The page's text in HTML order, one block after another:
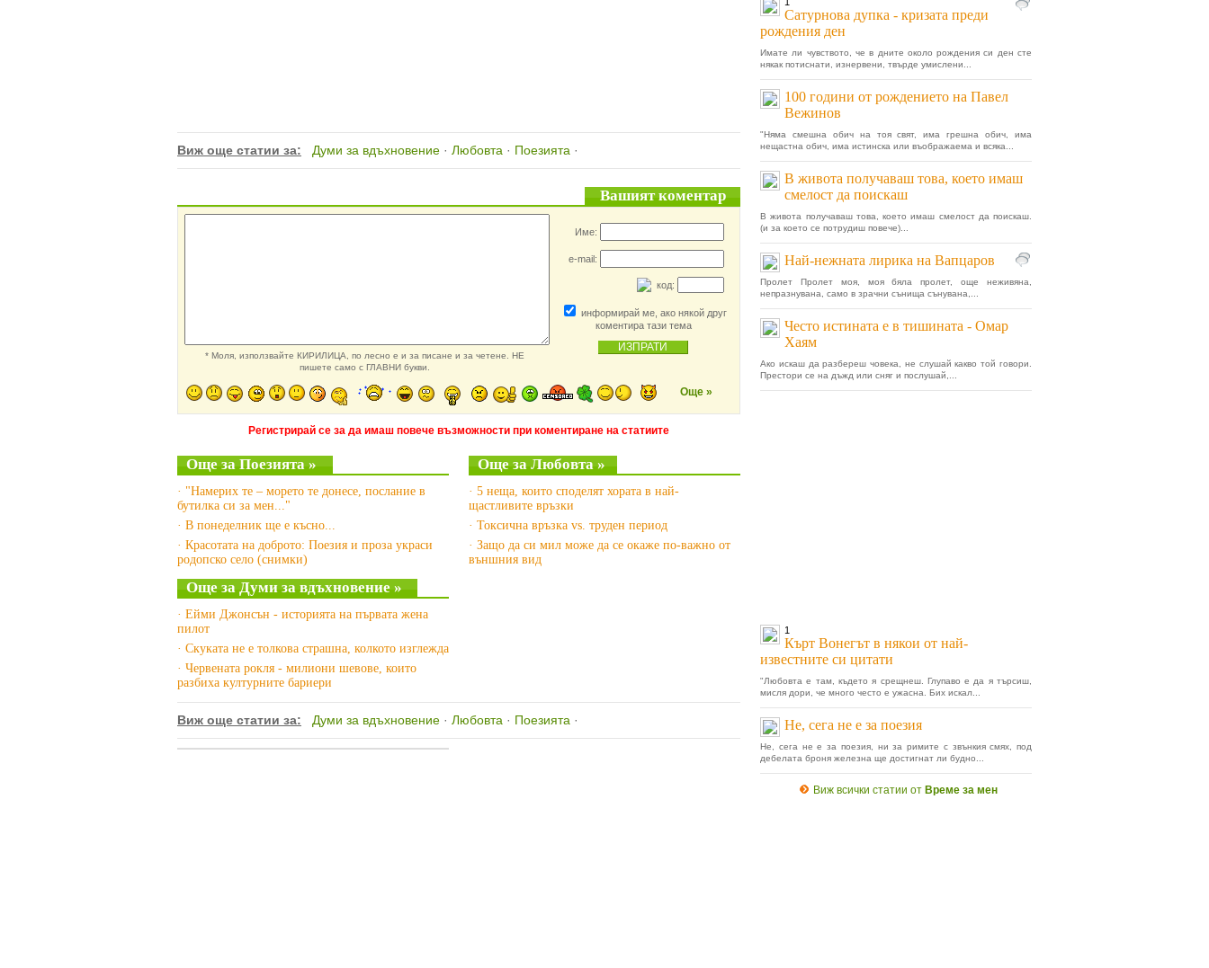
Виж още статии за: Думи за вдъхновение · Любовта · Поезията ·
Вашият коментар
* Моля, използвайте КИРИЛИЦА, по лесно е и за писане и за четене. НЕ
пишете само с ГЛАВНИ букви.
Име:
e-mail:
код:
информирай ме, ако някой друг
коментира тази тема
Още »
Регистрирай се за да имаш повече възможности при коментиране на статиите
Още за Поезията »
· "Намерих те – морето те донесе, послание в
бутилка си за мен..."
· В понеделник ще е късно...
· Красотата на доброто: Поезия и проза украси
родопско село (снимки)
Още за Любовта »
· 5 неща, които споделят хората в най-
щастливите връзки
· Токсична връзка vs. труден период
· Защо да си мил може да се окаже по-важно от
външния вид
Още за Думи за вдъхновение »
· Ейми Джонсън - историята на първата жена
пилот
· Скуката не е толкова страшна, колкото изглежда
· Червената рокля - милиони шевове, които
разбиха културните бариери
Виж още статии за: Думи за вдъхновение · Любовта · Поезията ·
Сатурнова дупка - кризата преди
рождения ден
Имате ли чувството, че в дните около рождения си ден сте
някак потиснати, изнервени, твърде умислени...
100 години от рождението на Павел
Вежинов
"Няма смешна обич на тоя свят, има грешна обич, има
нещастна обич, има истинска или въображаема и всяка...
В живота получаваш това, което имаш
смелост да поискаш
В живота получаваш това, което имаш смелост да поискаш.
(и за което се потрудиш повече)...
Най-нежната лирика на Вапцаров
Пролет Пролет моя, моя бяла пролет, още неживяна,
непразнувана, само в зрачни сънища сънувана,...
Често истината е в тишината - Омар
Хаям
Ако искаш да разбереш човека, не слушай какво той говори.
Престори се на дъжд или сняг и послушай,...
1
Кърт Вонегът в някои от най-
известните си цитати
"Любовта е там, където я срещнеш. Глупаво е да я търсиш,
мисля дори, че много често е ужасна. Бих искал...
Не, сега не е за поезия
Не, сега не е за поезия, ни за римите с звънкия смях, под
дебелата броня железна ще достигнат ли будно...
Виж всички статии от Време за мен